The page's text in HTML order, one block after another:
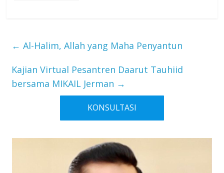
← Al-Halim, Allah yang Maha Penyantun
Kajian Virtual Pesantren Daarut Tauhiid
bersama MIKAIL Jerman →
KONSULTASI